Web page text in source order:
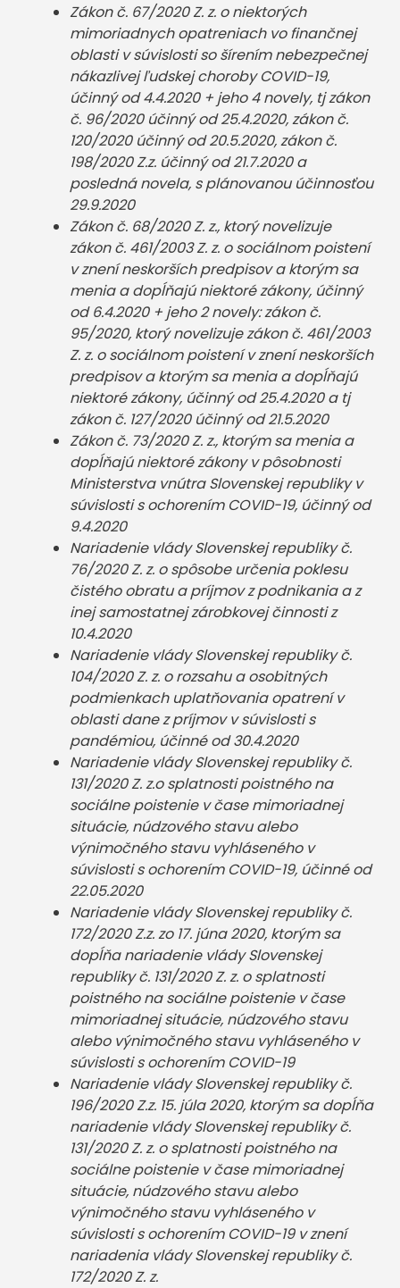
Zákon č. 67/2020 Z. z. o niektorých
mimoriadnych opatreniach vo finančnej
oblasti v súvislosti so šírením nebezpečnej
nákazlivej ľudskej choroby COVID-19,
účinný od 4.4.2020 + jeho 4 novely, tj zákon
č. 96/2020 účinný od 25.4.2020, zákon č.
120/2020 účinný od 20.5.2020, zákon č.
198/2020 Z.z. účinný od 21.7.2020 a
posledná novela, s plánovanou účinnosťou
29.9.2020
Zákon č. 68/2020 Z. z., ktorý novelizuje
zákon č. 461/2003 Z. z. o sociálnom poistení
v znení neskorších predpisov a ktorým sa
menia a dopĺňajú niektoré zákony, účinný
od 6.4.2020 + jeho 2 novely: zákon č.
95/2020, ktorý novelizuje zákon č. 461/2003
Z. z. o sociálnom poistení v znení neskorších
predpisov a ktorým sa menia a dopĺňajú
niektoré zákony, účinný od 25.4.2020 a tj
zákon č. 127/2020 účinný od 21.5.2020
Zákon č. 73/2020 Z. z., ktorým sa menia a
dopĺňajú niektoré zákony v pôsobnosti
Ministerstva vnútra Slovenskej republiky v
súvislosti s ochorením COVID-19, účinný od
9.4.2020
Nariadenie vlády Slovenskej republiky č.
76/2020 Z. z. o spôsobe určenia poklesu
čistého obratu a príjmov z podnikania a z
inej samostatnej zárobkovej činnosti z
10.4.2020
Nariadenie vlády Slovenskej republiky č.
104/2020 Z. z. o rozsahu a osobitných
podmienkach uplatňovania opatrení v
oblasti dane z príjmov v súvislosti s
pandémiou, účinné od 30.4.2020
Nariadenie vlády Slovenskej republiky č.
131/2020 Z. z.o splatnosti poistného na
sociálne poistenie v čase mimoriadnej
situácie, núdzového stavu alebo
výnimočného stavu vyhláseného v
súvislosti s ochorením COVID-19, účinné od
22.05.2020
Nariadenie vlády Slovenskej republiky č.
172/2020 Z.z. zo 17. júna 2020, ktorým sa
dopĺňa nariadenie vlády Slovenskej
republiky č. 131/2020 Z. z. o splatnosti
poistného na sociálne poistenie v čase
mimoriadnej situácie, núdzového stavu
alebo výnimočného stavu vyhláseného v
súvislosti s ochorením COVID-19
Nariadenie vlády Slovenskej republiky č.
196/2020 Z.z. 15. júla 2020, ktorým sa dopĺňa
nariadenie vlády Slovenskej republiky č.
131/2020 Z. z. o splatnosti poistného na
sociálne poistenie v čase mimoriadnej
situácie, núdzového stavu alebo
výnimočného stavu vyhláseného v
súvislosti s ochorením COVID-19 v znení
nariadenia vlády Slovenskej republiky č.
172/2020 Z. z.